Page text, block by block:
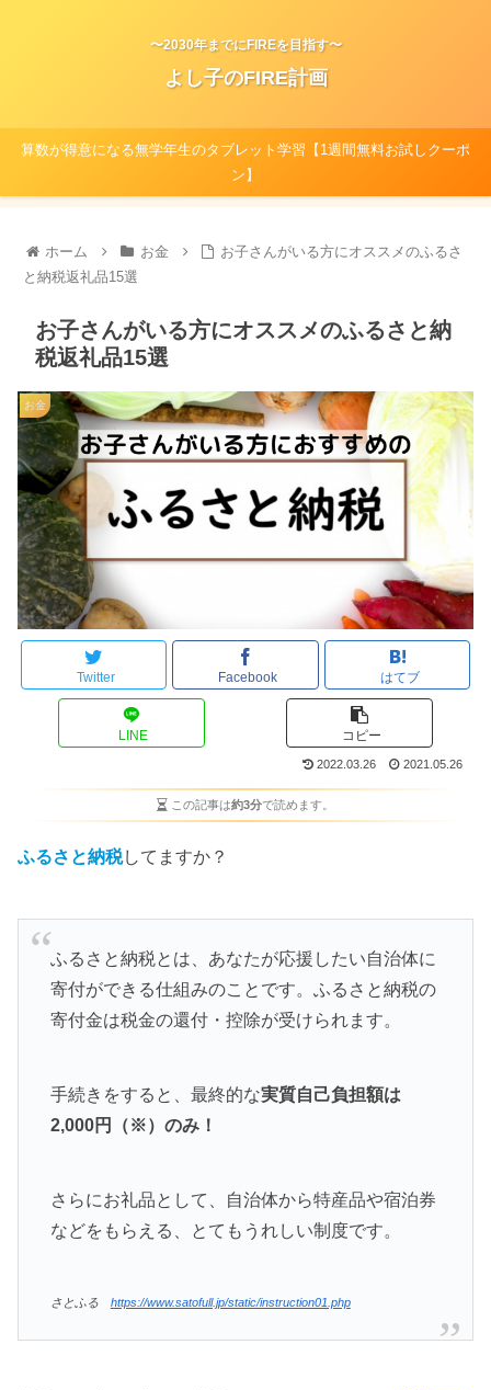
〜2030年までにFIREを目指す〜
よし子のFIRE計画
算数が得意になる無学年生のタブレット学習【1週間無料お試しクーポ
ン】
ホーム お金
お子さんがいる方にオススメのふるさ
と納税返礼品15選
お子さんがいる方にオススメのふるさと納
税返礼品15選
お金
Twitter Facebook はてブ
LINE コピー
2022.03.26 2021.05.26
この記事は約3分で読めます。
ふるさと納税してますか？
ふるさと納税とは、あなたが応援したい自治体に
寄付ができる仕組みのことです。ふるさと納税の
寄付金は税金の還付・控除が受けられます。
手続きをすると、最終的な実質自己負担額は
2,000円（※）のみ！
さらにお礼品として、自治体から特産品や宿泊券
などをもらえる、とてもうれしい制度です。
さとふる https://www.satofull.jp/static/instruction01.php